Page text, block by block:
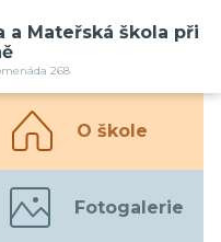
a Mateřská škola při
268
O škole
Fotogalerie